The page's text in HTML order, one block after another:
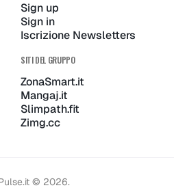
Sign up
Sign in
Iscrizione Newsletters
SITI DEL GRUPPO
ZonaSmart.it
Mangaj.it
Slimpath.fit
Zimg.cc
© 2026.